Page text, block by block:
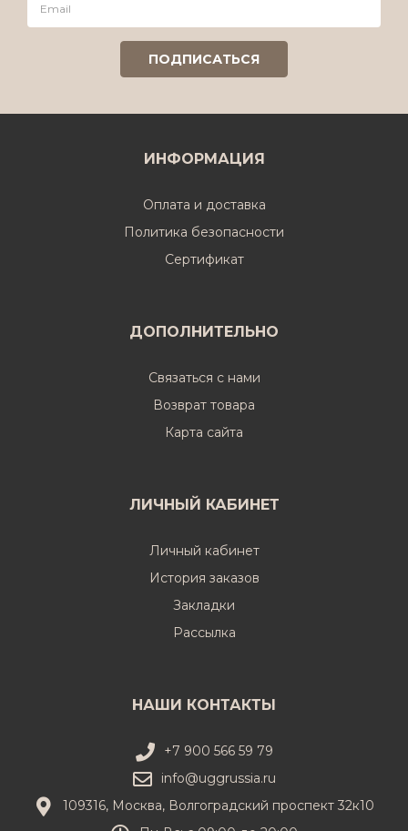
ИНФОРМАЦИЯ
Оплата и доставка
Политика безопасности
Cертификат
ДОПОЛНИТЕЛЬНО
Связаться с нами
Возврат товара
Карта сайта
ЛИЧНЫЙ КАБИНЕТ
Личный кабинет
История заказов
Закладки
Рассылка
НАШИ КОНТАКТЫ
+7 900 566 59 79
info@uggrussia.ru
109316, Москва, Волгоградский проспект 32к10